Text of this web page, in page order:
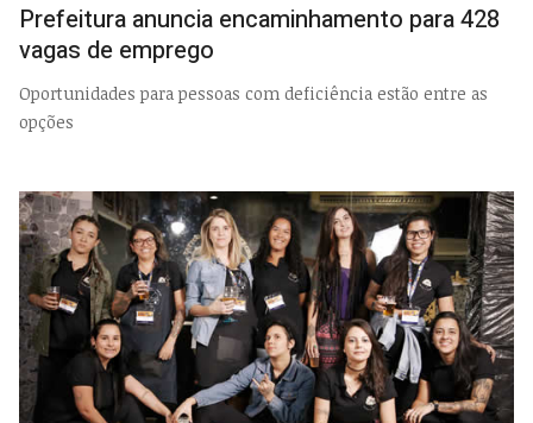
Prefeitura anuncia encaminhamento para 428
vagas de emprego
Oportunidades para pessoas com deficiência estão entre as
opções